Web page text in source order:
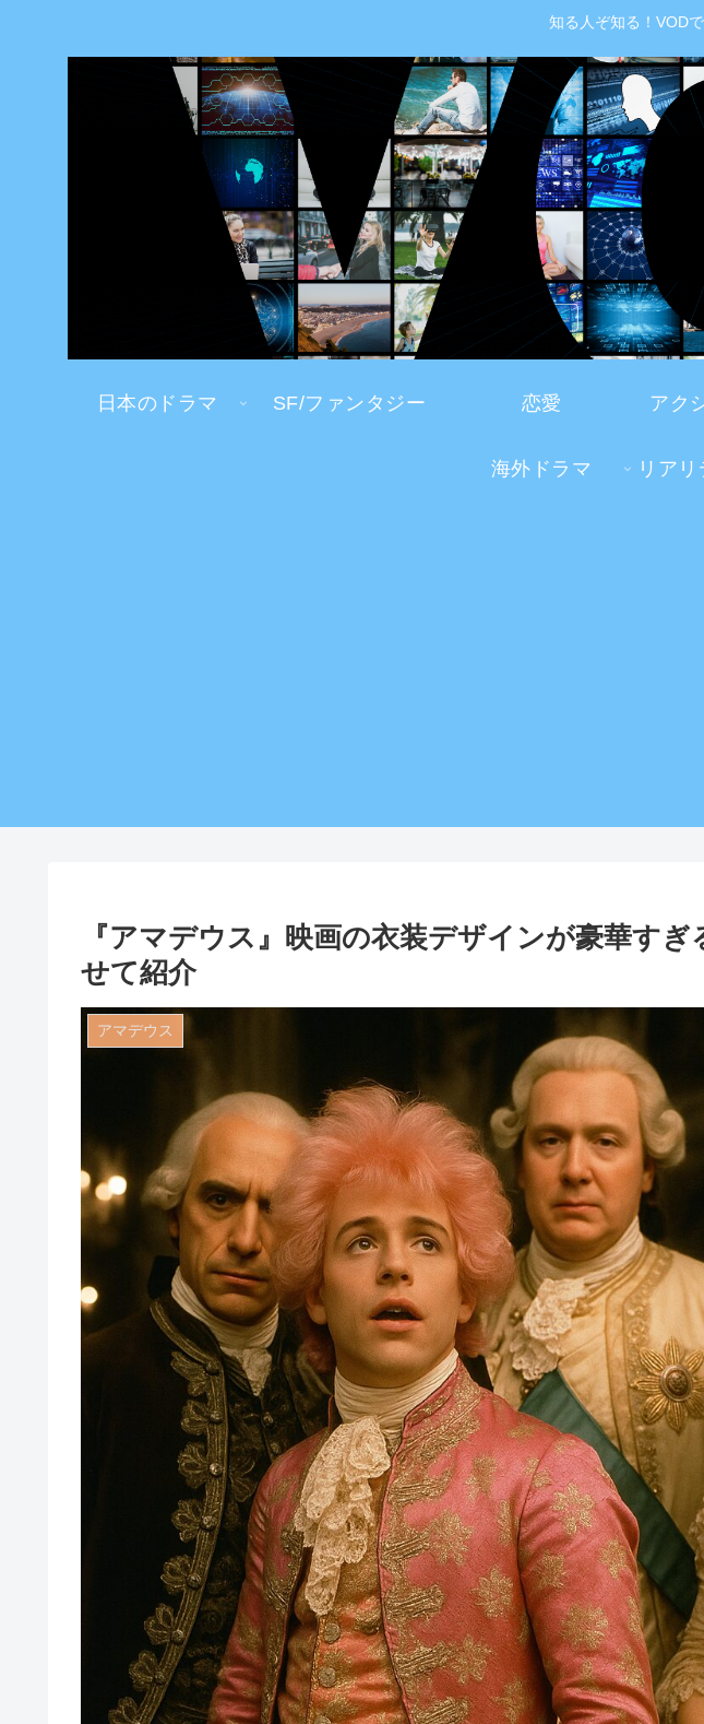
知る人ぞ知る！VOD
日本のドラマ SF/ファンタジー 恋愛 アク
海外ドラマ
『アマデウス』映画の衣装デザインが豪華す
せて紹介
アマデウス